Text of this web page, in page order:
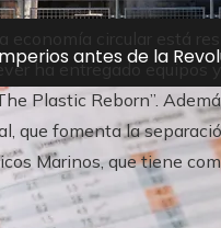
antes de la
circular está
ha entregado equipos
Plastic Reborn”.
que fomenta la
Marinos, que tiene